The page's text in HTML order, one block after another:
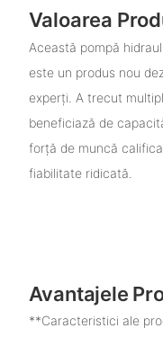
Valoarea
Această pompă
este un produs nou
experți. A trecut
beneficiază de
forță de muncă
fiabilitate ridicată.
Avantajele
**Caracteristici ale